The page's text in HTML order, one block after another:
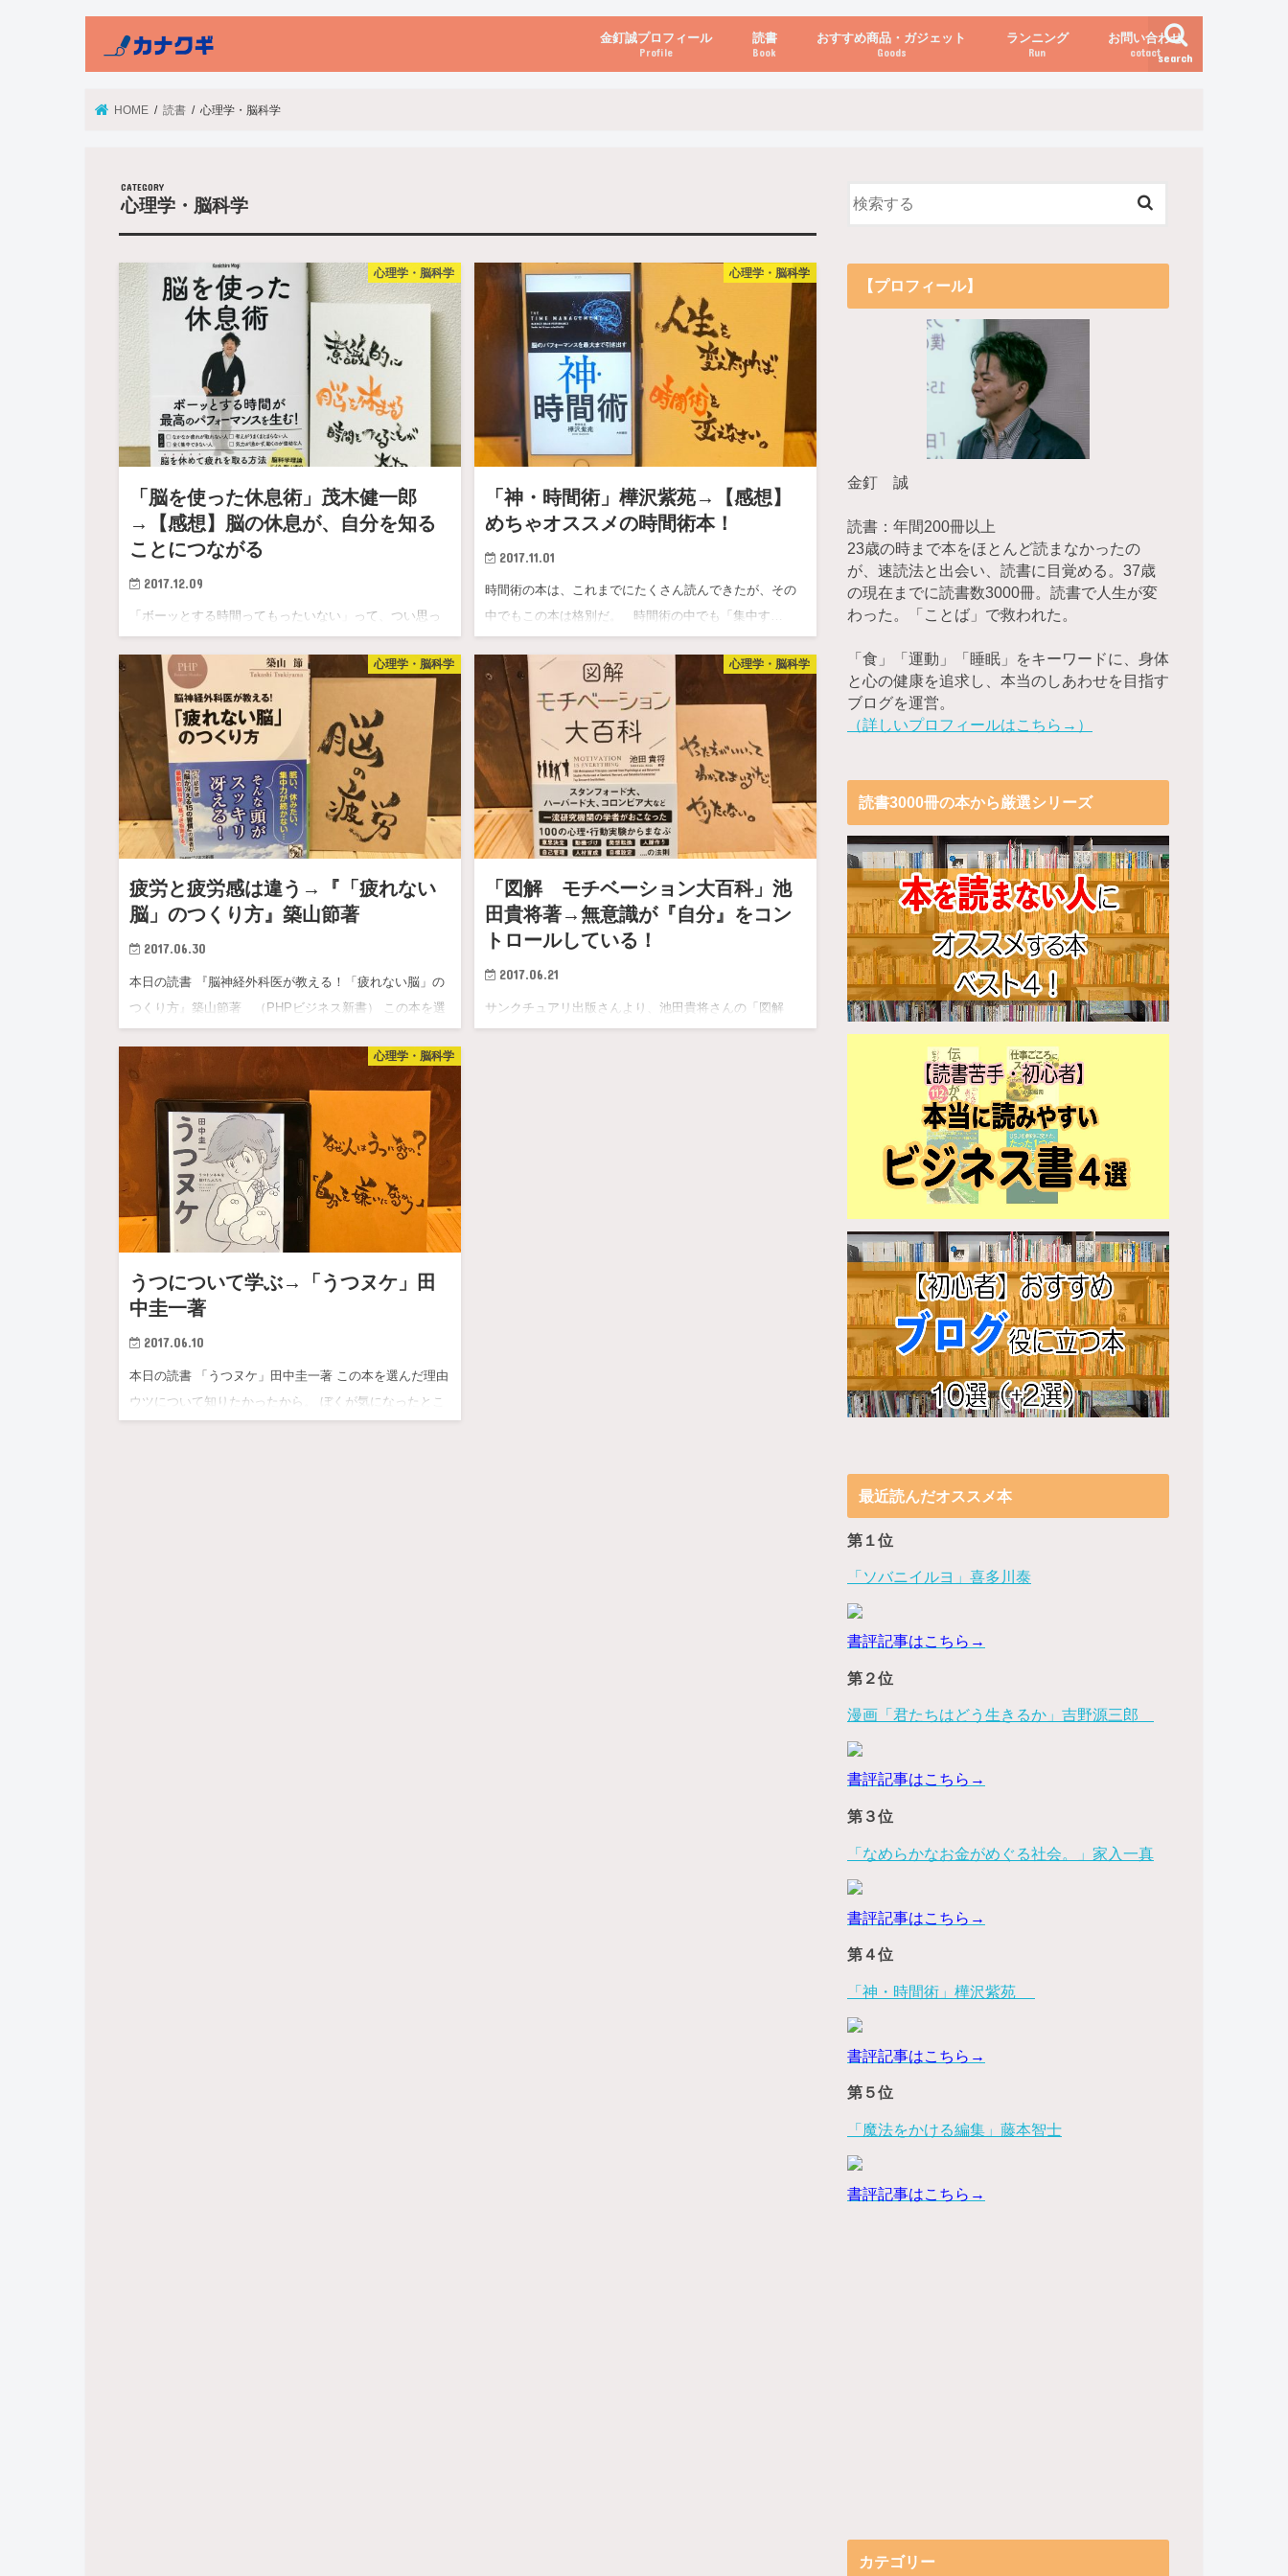
search
金釘誠プロフィール
Profile
読書
Book
おすすめ商品・ガジェット
Goods
ランニング
Run
お問い合わせ
cotact
HOME 読書 心理学・脳科学
心理学・脳科学
心理学・脳科学
「脳を使った休息術」茂木健一郎
→【感想】脳の休息が、自分を知る
ことにつながる
2017.12.09
「ボーッとする時間ってもったいない」って、つい思っ
た。 &n…
心理学・脳科学
「神・時間術」樺沢紫苑→【感想】
めちゃオススメの時間術本！
2017.11.01
時間術の本は、これまでにたくさん読んできたが、その
中でもこの本は格別だ。 時間術の中でも「集中す…
心理学・脳科学
疲労と疲労感は違う→『「疲れない
脳」のつくり方』築山節著
2017.06.30
本日の読書 『脳神経外科医が教える！「疲れない脳」の
つくり方』築山節著 （PHPビジネス新書） この本を選
心理学・脳科学
「図解 モチベーション大百科」池
田貴将著→無意識が『自分』をコン
トロールしている！
2017.06.21
サンクチュアリ出版さんより、池田貴将さんの「図解
心理学・脳科学
うつについて学ぶ→「うつヌケ」田
中圭一著
2017.06.10
本日の読書 「うつヌケ」田中圭一著 この本を選んだ理由
ウツについて知りたかったから。 ぼくが気になったとこ
【プロフィール】
金釘 誠
読書：年間200冊以上
23歳の時まで本をほとんど読まなかったの
が、速読法と出会い、読書に目覚める。37歳
の現在までに読書数3000冊。読書で人生が変
わった。「ことば」で救われた。
「食」「運動」「睡眠」をキーワードに、身体
と心の健康を追求し、本当のしあわせを目指す
ブログを運営。
（詳しいプロフィールはこちら→）
読書3000冊の本から厳選シリーズ
最近読んだオススメ本
第１位
「ソバニイルヨ」喜多川泰
書評記事はこちら→
第２位
漫画「君たちはどう生きるか」吉野源三郎
書評記事はこちら→
第３位
「なめらかなお金がめぐる社会。」家入一真
書評記事はこちら→
第４位
「神・時間術」樺沢紫苑
書評記事はこちら→
第５位
「魔法をかける編集」藤本智士
書評記事はこちら→
カテゴリー